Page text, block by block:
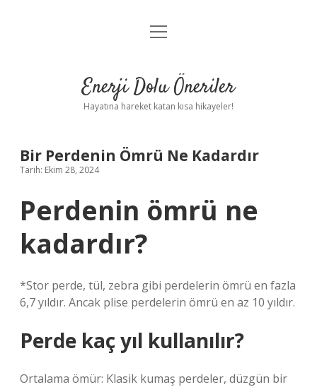
Anasayfa
Yasal Uyarı
menüyü
Enerji Dolu Öneriler
Hayatına hareket katan kısa hikayeler!
Bir Perdenin Ömrü Ne Kadardır
Tarih: Ekim 28, 2024
Perdenin ömrü ne
kadardır?
*Stor perde, tül, zebra gibi perdelerin ömrü en fazla
6,7 ​​yıldır. Ancak plise perdelerin ömrü en az 10 yıldır.
Perde kaç yıl kullanılır?
Ortalama ömür: Klasik kumaş perdeler, düzgün bir